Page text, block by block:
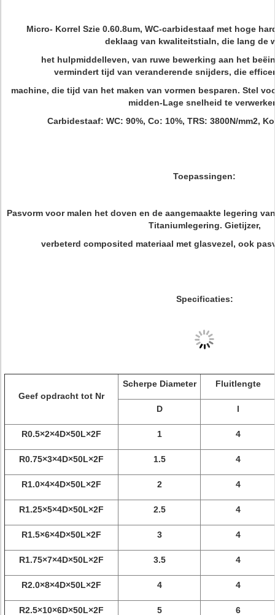
Micro- Korrel Szie 0.60.8um, WC-carbidestaaf met hoge
deklaag van kwaliteitstialn, die lang de
het hulpmiddelleven, van ruwe bewerking aan het
vermindert tijd van veranderende snijders, die
machine, die tijd van het maken van vormen besparen. Stel
midden-Lage snelheid te
Carbidestaaf: WC: 90%, Co: 10%, TRS: 3800N/mm2,
Toepassingen:
Pasvorm voor malen het doven en de aangemaakte legering
Titaniumlegering. Gietijzer,
verbeterd composited materiaal met glasvezel, ook
Specificaties:
Geef opdracht tot Nr
Scherpe Diameter Fluitlengte
D l
R0.5×2×4D×50L×2F 1 4
R0.75×3×4D×50L×2F 1.5 4
R1.0×4×4D×50L×2F 2 4
R1.25×5×4D×50L×2F 2.5 4
R1.5×6×4D×50L×2F 3 4
R1.75×7×4D×50L×2F 3.5 4
R2.0×8×4D×50L×2F 4 4
R2.5×10×6D×50L×2F 5 6